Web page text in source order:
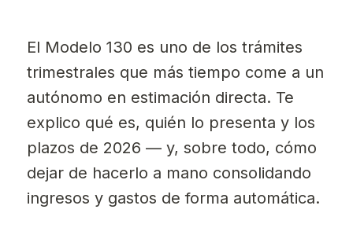
El Modelo 130 es uno de los trámites
trimestrales que más tiempo come a un
autónomo en estimación directa. Te
explico qué es, quién lo presenta y los
plazos de 2026 — y, sobre todo, cómo
dejar de hacerlo a mano consolidando
ingresos y gastos de forma automática.